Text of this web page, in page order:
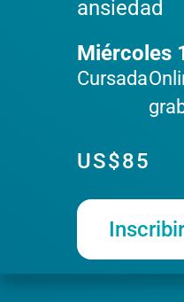
ansiedad
Miércoles
Cursada
US$85